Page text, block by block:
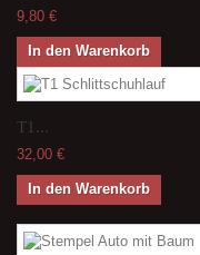
9,80 €
In den Warenkorb
T1...
32,00 €
In den Warenkorb